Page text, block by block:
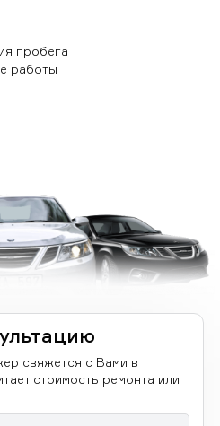
пробега
работы
свяжется с Вами в
стоимость ремонта или